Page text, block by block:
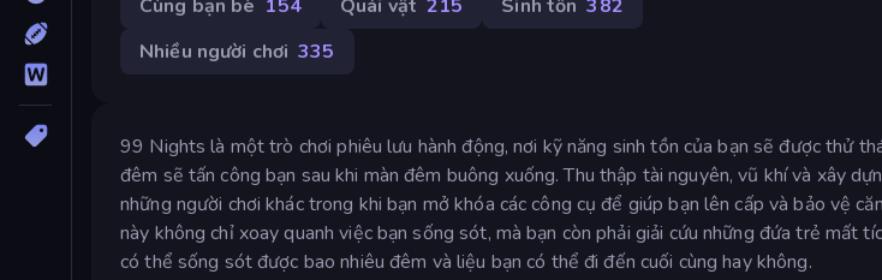
Cùng bạn bè 154 Quái vật 215 Sinh tồn 382
Nhiều người chơi 335
99 Nights là một trò chơi phiêu lưu hành động, nơi kỹ năng sinh tồn của bạn sẽ được thử
đêm sẽ tấn công bạn sau khi màn đêm buông xuống. Thu thập tài nguyên, vũ khí và xây
những người chơi khác trong khi bạn mở khóa các công cụ để giúp bạn lên cấp và bảo vệ
này không chỉ xoay quanh việc bạn sống sót, mà bạn còn phải giải cứu những đứa trẻ mất
có thể sống sót được bao nhiêu đêm và liệu bạn có thể đi đến cuối cùng hay không.